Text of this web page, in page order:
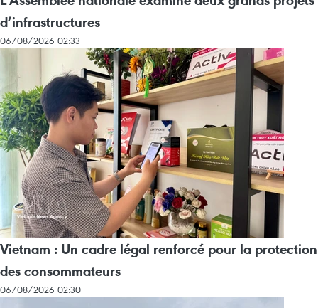
d’infrastructures
06/08/2026 02:33
Vietnam : Un cadre légal renforcé pour la protection
des consommateurs
06/08/2026 02:30